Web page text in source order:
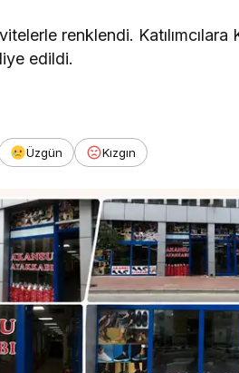
renklendi. Katılımcılara
edildi.
Üzgün Kızgın